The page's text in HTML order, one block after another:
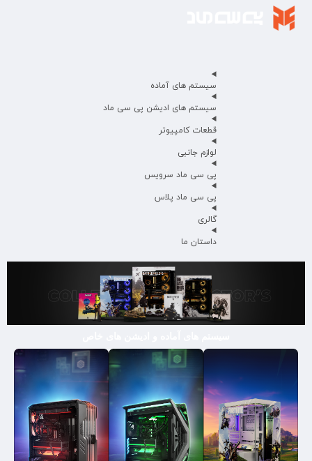
سیستم های آماده
سیستم های ادیشن پی سی ماد
قطعات کامپیوتر
لوازم جانبی
پی سی ماد سرویس
پی سی ماد پلاس
گالری
داستان ما